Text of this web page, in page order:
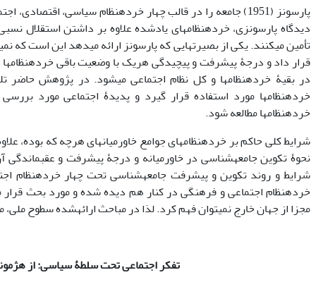
پارسونز (1951) جامعه را در قالب چهار خرده‏نظام سیاسی،
دیدگاه پارسونزی، خرده‏نظام‏ها‏ی یادشده علاوه بر داشتن استقلال
تأمین می‏کنند. یکی از بصیرت‏ها‏یی که پارسونز ارائه می‏دهد این است که
قرار داد و درجۀ پیشرفت و پیچیدگی هریک با وضعیت باقی
در بقیۀ خرده‏نظام‏ها ‏و کل نظام اجتماعی می‏شود. در پژوهش حاضر
خرده‏نظام‏ها ‏مورد استفاده قرار گیرد و پدیدۀ اجتماعی مورد
خرده‏نظام‏ها ‏مطالعه شود.
شرایط کلی حاکم بر خرده‏نظام‏ها‏ی جوامع خاورمیانه‏ای هرچه که بوده،
نحوۀ تکوین جامعه‏شناسی در خاورمیانه و درجۀ پیشرفت و عقب‏ماندگی
شرایط و روند تکوین و پیشرفت جامعه‏شناسی تحت چهار خرده‏نظام
خرده‏نظام اجتماعی و فرهنگی در کنار هم دیده شده و مورد بحث قرار
مجزا از جهان خارج نمی‏توان فهم کرد. لذا در مباحث ارائه‏شده سطوح
تفکر اجتماعی تحت سلطۀسیاسی: از